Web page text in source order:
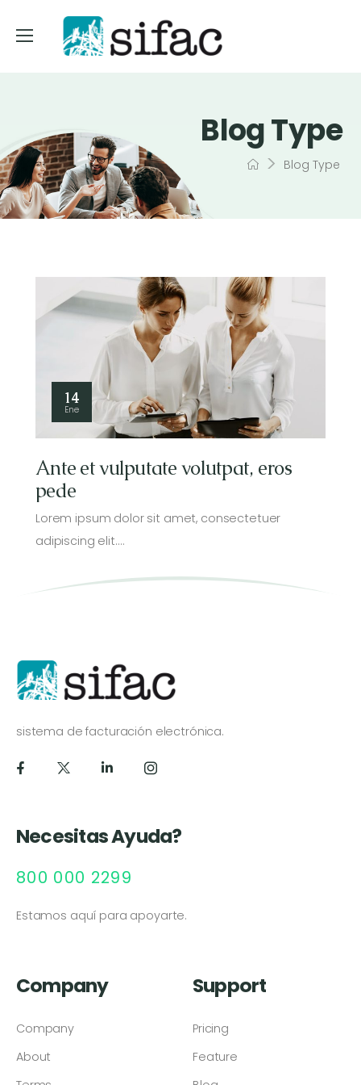
Blog Type
> Blog Type
14
Ene
Ante et vulputate volutpat, eros
pede
Lorem ipsum dolor sit amet, consectetuer
adipiscing elit.…
sistema de facturación electrónica.
Necesitas Ayuda?
800 000 2299
Estamos aquí para apoyarte.
Company
Company
About
Support
Pricing
Feature